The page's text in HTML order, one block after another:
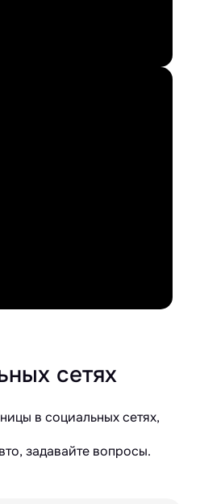
сетях
в социальных сетях,
задавайте вопросы.